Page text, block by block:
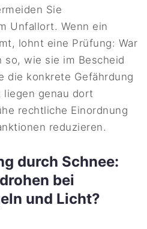
Sie
Unfallort. Wenn ein
lohnt eine Prüfung: War
so, wie sie im Bescheid
die konkrete Gefährdung
liegen genau dort
rechtliche Einordnung
reduzieren.
durch Schnee:
bei
und Licht?